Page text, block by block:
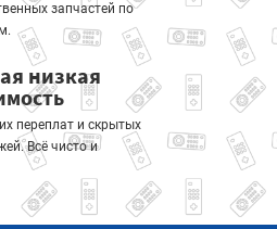
запчастей по
низкая
переплат и скрытых
Всё чисто и